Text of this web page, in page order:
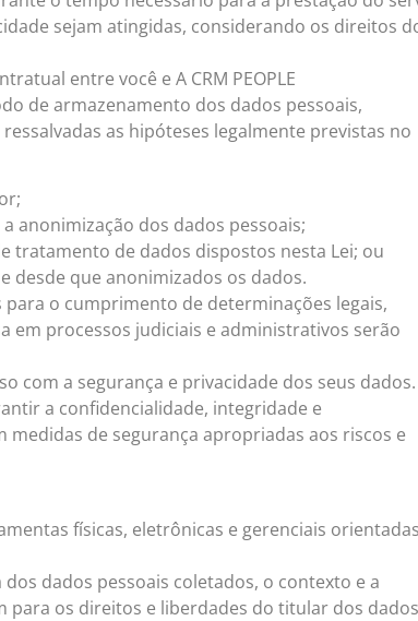
sejam atingidas, considerando os direitos
entre você e A CRM PEOPLE
de armazenamento dos dados pessoais,
as hipóteses legalmente previstas no
anonimização dos dados pessoais;
tratamento de dados dispostos nesta Lei; ou
desde que anonimizados os dados.
o cumprimento de determinações legais,
em processos judiciais e administrativos serão
com a segurança e privacidade dos seus dados.
a confidencialidade, integridade e
de segurança apropriadas aos riscos e
físicas, eletrônicas e gerenciais
dados pessoais coletados, o contexto e a
para os direitos e liberdades do titular dos dados